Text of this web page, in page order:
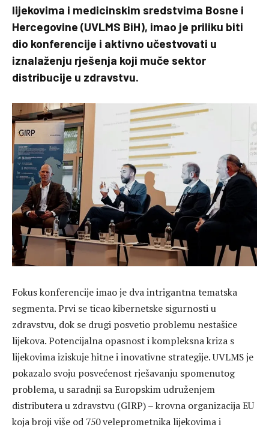
lijekovima i medicinskim sredstvima Bosne i
Hercegovine (UVLMS BiH), imao je priliku biti
dio konferencije i aktivno učestvovati u
iznalaženju rješenja koji muče sektor
distribucije u zdravstvu.
Fokus konferencije imao je dva intrigantna tematska
segmenta. Prvi se ticao kibernetske sigurnosti u
zdravstvu, dok se drugi posvetio problemu nestašice
lijekova. Potencijalna opasnost i kompleksna kriza s
lijekovima iziskuje hitne i inovativne strategije. UVLMS je
pokazalo svoju posvećenost rješavanju spomenutog
problema, u saradnji sa Europskim udruženjem
distributera u zdravstvu (GIRP) – krovna organizacija EU
koja broji više od 750 veleprometnika lijekovima i